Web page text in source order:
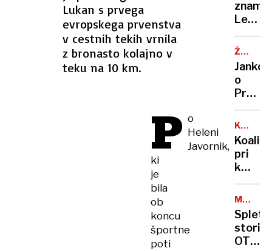
Lukan s prvega
evropskega prvenstva
v cestnih tekih vrnila
z bronasto kolajno v
teku na 10 km.
P o
Heleni
Javornik,
ki
je
bila
ob
koncu
športne
poti
končne
Lega
umrl
v
ŽUPAN
VRAČA
UDAREC
o
»Rekel
je,
da
ga je
sram,
ker
ima
isto
ime
kot
jaz«
pri
kot
kasta”
OTP